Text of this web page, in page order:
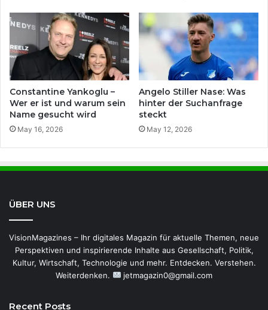
Constantine Yankoglu –
Wer er ist und warum sein
Name gesucht wird
May 16, 2026
Angelo Stiller Nase: Was
hinter der Suchanfrage
steckt
May 12, 2026
ÜBER UNS
VisionMagazines – Ihr digitales Magazin für aktuelle Themen, neue
Perspektiven und inspirierende Inhalte aus Gesellschaft, Politik,
Kultur, Wirtschaft, Technologie und mehr. Entdecken. Verstehen.
Weiterdenken.
jetmagazin0@gmail.com
Recent Posts